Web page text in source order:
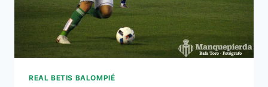
REAL BETIS BALOMPIÉ